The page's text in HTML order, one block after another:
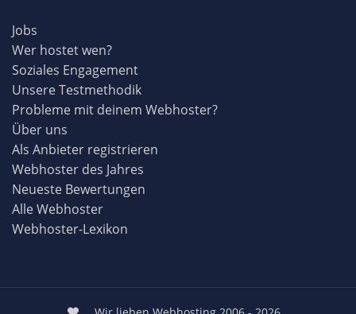
Jobs
Wer hostet wen?
Soziales Engagement
Unsere Testmethodik
Probleme mit deinem Webhoster?
Über uns
Als Anbieter registrieren
Webhoster des Jahres
Neueste Bewertungen
Alle Webhoster
Webhoster-Lexikon